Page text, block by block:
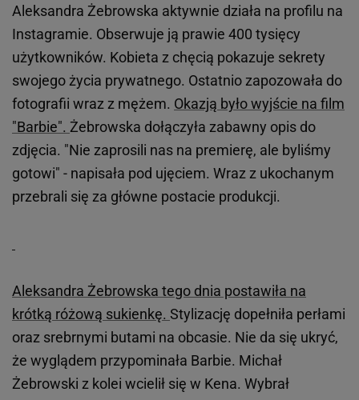
Aleksandra Żebrowska aktywnie działa na profilu na
Instagramie. Obserwuje ją prawie 400 tysięcy
użytkowników. Kobieta z chęcią pokazuje sekrety
swojego życia prywatnego. Ostatnio zapozowała do
fotografii wraz z mężem. Okazją było wyjście na film
"Barbie". Żebrowska dołączyła zabawny opis do
zdjęcia. "Nie zaprosili nas na premierę, ale byliśmy
gotowi" - napisała pod ujęciem. Wraz z ukochanym
przebrali się za główne postacie produkcji.
Aleksandra Żebrowska tego dnia postawiła na
krótką różową sukienkę. Stylizację dopełniła perłami
oraz srebrnymi butami na obcasie. Nie da się ukryć,
że wyglądem przypominała Barbie. Michał
Żebrowski z kolei wcielił się w Kena. Wybrał